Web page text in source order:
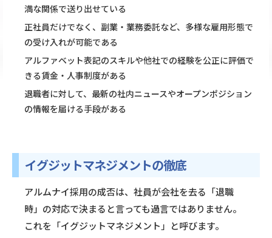
満な関係で送り出せている
正社員だけでなく、副業・業務委託など、多様な雇用形態で
の受け入れが可能である
アルファベット表記のスキルや他社での経験を公正に評価で
きる賃金・人事制度がある
退職者に対して、最新の社内ニュースやオープンポジション
の情報を届ける手段がある
イグジットマネジメントの徹底
アルムナイ採用の成否は、社員が会社を去る「退職
時」の対応で決まると言っても過言ではありません。
これを「イグジットマネジメント」と呼びます。